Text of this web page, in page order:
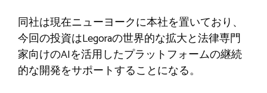
同社は現在ニューヨークに本社を置いており、
今回の投資はLegoraの世界的な拡大と法律専門
家向けのAIを活用したプラットフォームの継続
的な開発をサポートすることになる。